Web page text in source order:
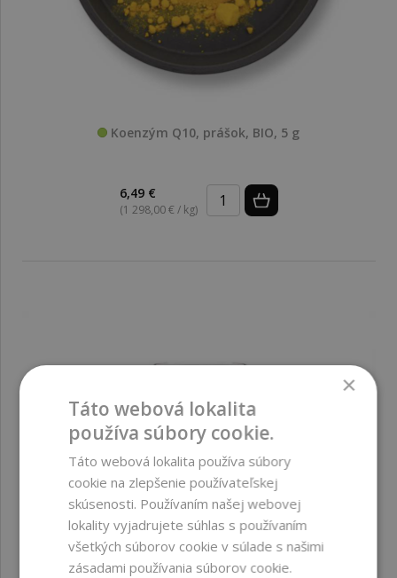
Koenzým Q10, prášok, BIO, 5 g
6,49 €
(1 298,00 € / kg)
×
Táto webová lokalita
používa súbory cookie.
Táto webová lokalita používa súbory
cookie na zlepšenie používateľskej
skúsenosti. Používaním našej webovej
lokality vyjadrujete súhlas s používaním
všetkých súborov cookie v súlade s našimi
zásadami používania súborov cookie.